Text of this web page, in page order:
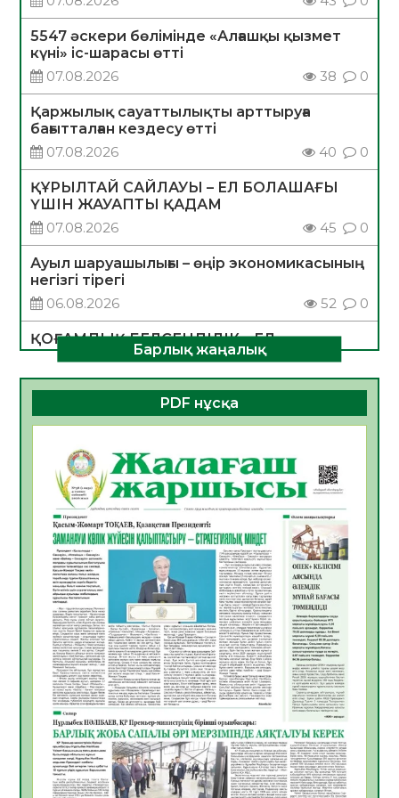
5547 әскери бөлімінде «Алғашқы қызмет
күні» іс-шарасы өтті
07.08.2026
38 0
Қаржылық сауаттылықты арттыруға
бағытталған кездесу өтті
07.08.2026
40 0
ҚҰРЫЛТАЙ САЙЛАУЫ – ЕЛ БОЛАШАҒЫ
ҮШІН ЖАУАПТЫ ҚАДАМ
07.08.2026
45 0
Ауыл шаруашылығы – өңір экономикасының
негізгі тірегі
06.08.2026
52 0
ҚОҒАМДЫҚ БЕЛСЕНДІЛІК – ЕЛ
ДАМУЫНЫҢ НЕГІЗІ
06.08.2026
50 0
ҚҰРЫЛТАЙ САЙЛАУЫ – БОЛАШАҚҚА
06.08.2026
Инфекциялық ауруларға қарсы иммундау
жұмыстарының тиімділігі
06.08.2026
54
Көкжөтел ауруы туралы
06.08.2026
52
АПВ вакцинасы туралы мәлімет
06.08.2026
51
Open Air: Қызылорда облысы полиция
департаменті 20 мыңнан астам
көрерменнің қауіпсіздігін қамтамасыз етті
06.08.2026
63
ҚЫЗЫЛОРДАДА «САНАЛЫ ҰРПАҚ –
ЖАРҚЫН БОЛАШАҚ» АТТЫ КЕҢЕЙТІЛГЕН
Барлық жаңалық
PDF нұсқа